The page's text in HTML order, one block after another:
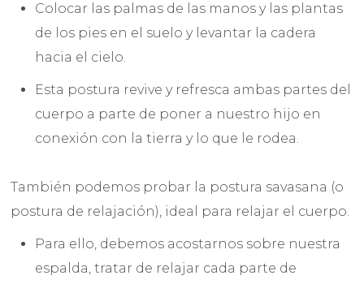
Colocar las palmas de las manos y las plantas
de los pies en el suelo y levantar la cadera
hacia el cielo.
Esta postura revive y refresca ambas partes del
cuerpo a parte de poner a nuestro hijo en
conexión con la tierra y lo que le rodea.
También podemos probar la postura savasana (o
postura de relajación), ideal para relajar el cuerpo.
Para ello, debemos acostarnos sobre nuestra
espalda, tratar de relajar cada parte de